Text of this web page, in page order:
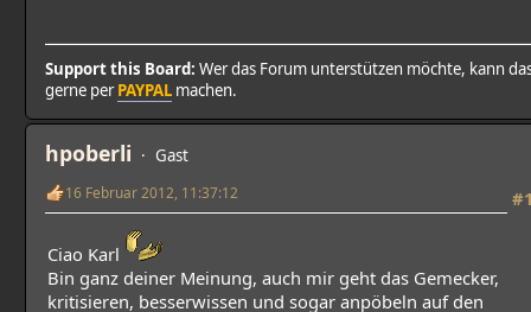
Support this Board: Wer das Forum unterstützen möchte, kann
gerne perPAYPAL machen.
hpoberli Gast
16 Februar 2012, 11:37:12
Ciao Karl
Bin ganz deiner Meinung, auch mir geht das Gemecker,
kritisieren, besserwissen und sogar anpöbeln auf den